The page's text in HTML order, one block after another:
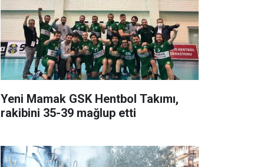
Yeni Mamak GSK Hentbol Takımı,
rakibini 35-39 mağlup etti